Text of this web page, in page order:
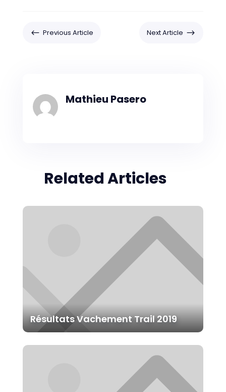
# Previous Article Next Article $
Mathieu Pasero
Related Articles
Résultats Vachement Trail 2019